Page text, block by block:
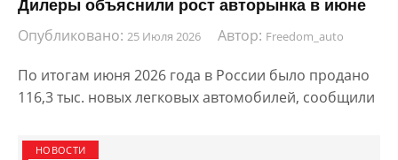
Дилеры объяснили рост авторынка в июне
Опубликовано: 25 Июля 2026 Автор: Freedom_auto
По итогам июня 2026 года в России было продано
116,3 тыс. новых легковых автомобилей, сообщили
НОВОСТИ